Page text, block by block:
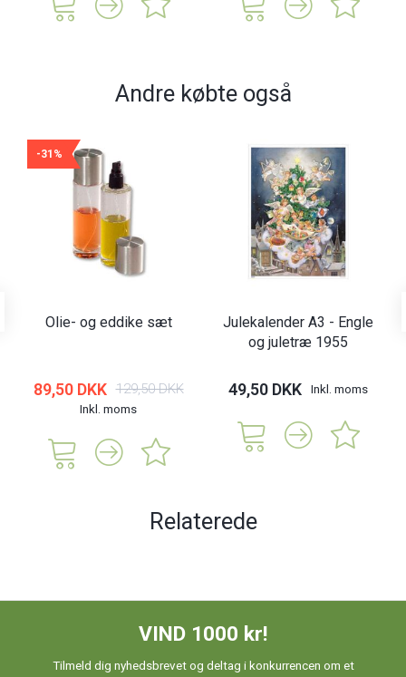
Andre købte også
-31%
Olie- og eddike sæt
89,50 DKK 129,50 DKK
Inkl. moms
Julekalender A3 - Engle
og juletræ 1955
49,50 DKK Inkl. moms
Relaterede
VIND 1000 kr!
Tilmeld dig nyhedsbrevet og deltag i konkurrencen om et